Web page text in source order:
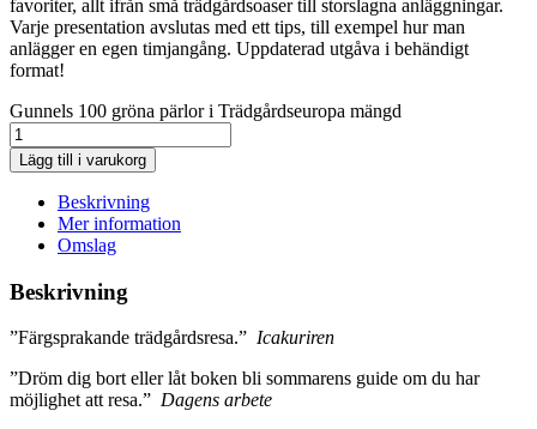
favoriter, allt ifrån små trädgårdsoaser till storslagna anläggningar.
Varje presentation avslutas med ett tips, till exempel hur man
anlägger en egen timjangång. Uppdaterad utgåva i behändigt
format!
Gunnels 100 gröna pärlor i Trädgårdseuropa mängd
Lägg till i varukorg
Beskrivning
Mer information
Omslag
Beskrivning
”Färgsprakande trädgårdsresa.” Icakuriren
”Dröm dig bort eller låt boken bli sommarens guide om du har
möjlighet att resa.” Dagens arbete